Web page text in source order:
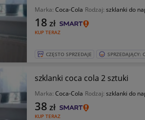
Marka: Coca-Cola Rodzaj: szklanki do
KUP TERAZ
18 zł
CZĘSTO SPRZEDAJE SPRZEDAJĄCY:
szklanki coca cola 2 sztuki
Marka: Coca-Cola Rodzaj: szklanki do
KUP TERAZ
38 zł